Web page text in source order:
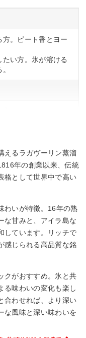
方。ピート香とヨー
たい方。氷が溶ける
えるラガヴーリン蒸溜
年の創業以来、伝統
格として世界中で高い
わいが特徴。16年の熟
な甘みと、アイラ島な
しています。リッチで
感じられる高品質な銘
クがおすすめ。氷と共
る味わいの変化も楽し
合わせれば、より深い
な風味と深い味わいを